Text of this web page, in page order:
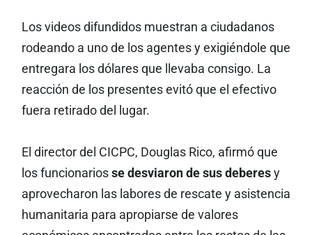
Los videos difundidos muestran a ciudadanos
rodeando a uno de los agentes y exigiéndole que
entregara los dólares que llevaba consigo. La
reacción de los presentes evitó que el efectivo
fuera retirado del lugar.
El director del CICPC, Douglas Rico, afirmó que
los funcionarios se desviaron de sus deberesy
aprovecharon las labores de rescate y asistencia
humanitaria para apropiarse de valores